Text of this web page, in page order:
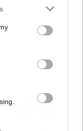
Artículo siguiente
Unesco y saboreado por